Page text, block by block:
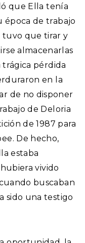
que Ella tenía
época de trabajo
tuvo que tirar y
almacenarlas
trágica pérdida
en la
de no disponer
de Deloria
de 1987 para
De hecho,
estaba
vivido
buscaban
sido una testigo